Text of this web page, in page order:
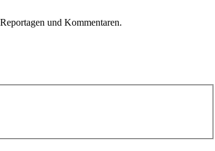
und Kommentaren.